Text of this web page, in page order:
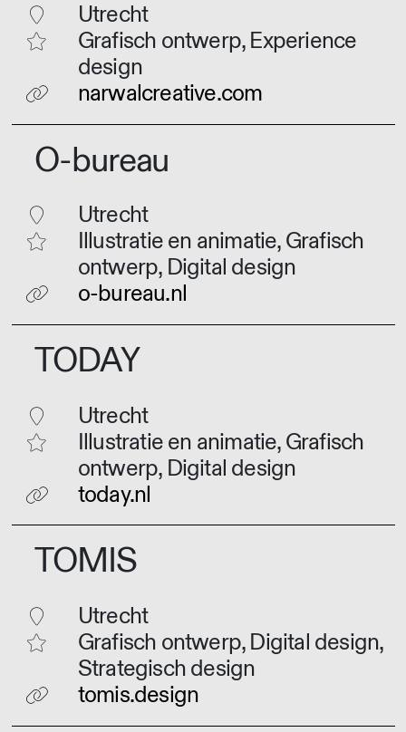
Utrecht
Grafisch ontwerp, Experience
design
narwalcreative.com
O-bureau
Utrecht
Illustratie en animatie, Grafisch
ontwerp, Digital design
o-bureau.nl
TODAY
Utrecht
Illustratie en animatie, Grafisch
ontwerp, Digital design
today.nl
TOMIS
Utrecht
Grafisch ontwerp, Digital design,
Strategisch design
tomis.design